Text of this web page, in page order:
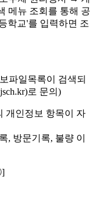
메뉴 조회를 통해 공
학교'를 입력하면 조
파일목록이 검색되
로 문의)
개인정보 항목이 자
, 방문기록, 불량 이